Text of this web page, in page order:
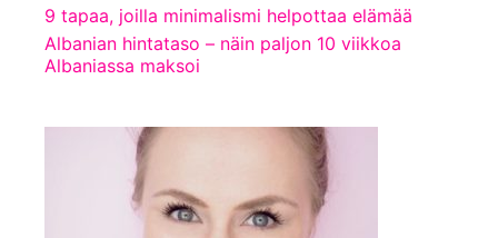
9 tapaa, joilla minimalismi helpottaa elämää
Albanian hintataso – näin paljon 10 viikkoa
Albaniassa maksoi